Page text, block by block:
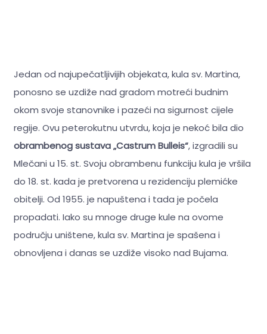
Jedan od najupečatljivijih objekata, kula sv. Martina,
ponosno se uzdiže nad gradom motreći budnim
okom svoje stanovnike i pazeći na sigurnost cijele
regije. Ovu peterokutnu utvrdu, koja je nekoć bila dio
obrambenog sustava „Castrum Bulleis“, izgradili su
Mlečani u 15. st. Svoju obrambenu funkciju kula je vršila
do 18. st. kada je pretvorena u rezidenciju plemićke
obitelji. Od 1955. je napuštena i tada je počela
propadati. Iako su mnoge druge kule na ovome
području uništene, kula sv. Martina je spašena i
obnovljena i danas se uzdiže visoko nad Bujama.